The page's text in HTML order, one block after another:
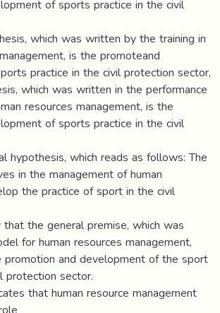
of sports practice in the civil
which was written by the training in
is the promoteand
practice in the civil protection sector,
which was written in the performance
resources management, is the
of sports practice in the civil
hypothesis, which reads as follows: The
in the management of human
the practice of sport in the civil
the general premise, which was
for human resources management,
and development of the sport
protection sector.
that human resource management